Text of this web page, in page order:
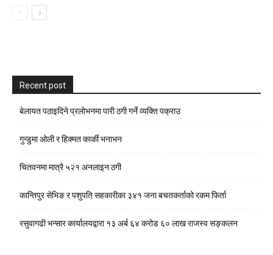
Recent post
बेलायत पठाइदिने प्रलाेभनमा पारी ठगी गर्ने व्यक्ति पक्राउ
गुन्डुमा ओली र हिक्मत कार्की भनाभन
चितवनमा मात्रै ५२१ अनलाइन ठगी
कान्तिपुर सेभिङ र पशुपति सहकारीका ३४१ जना बचतकर्ताको रकम फिर्ता
रसुवागढी भन्सार कार्यालयद्वारा १३ अर्ब ६४ करोड ६० लाख राजस्व सङ्कलन